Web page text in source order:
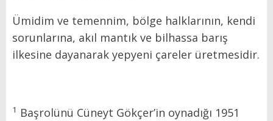
Ümidim ve temennim, bölge halklarının, kendi
sorunlarına, akıl mantık ve bilhassa barış
ilkesine dayanarak yepyeni çareler üretmesidir.
1 Başrolünü Cüneyt Gökçer’in oynadığı 1951